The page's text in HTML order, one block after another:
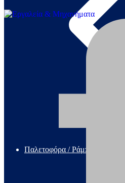
Παλετοφόρα / Ράμπες /